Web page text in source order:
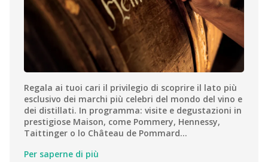
Regala ai tuoi cari il privilegio di scoprire il lato più
esclusivo dei marchi più celebri del mondo del vino e
dei distillati. In programma: visite e degustazioni in
prestigiose Maison, come Pommery, Hennessy,
Taittinger o lo Château de Pommard…
Per saperne di più